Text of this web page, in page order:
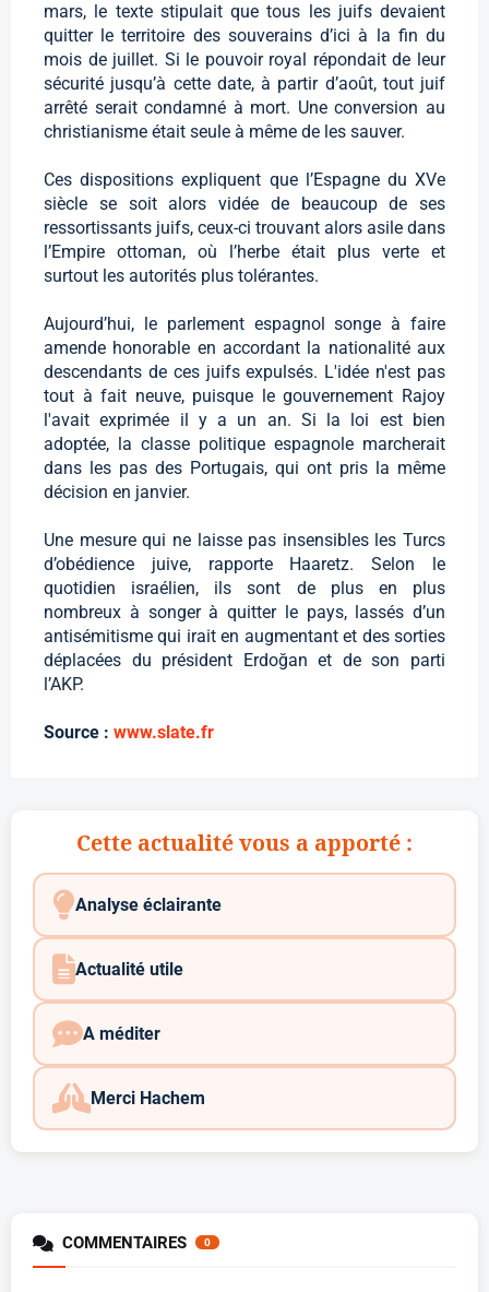
mars, le texte stipulait que tous les juifs devaient
quitter le territoire des souverains d’ici à la fin du
mois de juillet. Si le pouvoir royal répondait de leur
sécurité jusqu’à cette date, à partir d’août, tout juif
arrêté serait condamné à mort. Une conversion au
christianisme était seule à même de les sauver.
Ces dispositions expliquent que l’Espagne du XVe
siècle se soit alors vidée de beaucoup de ses
ressortissants juifs, ceux-ci trouvant alors asile dans
l’Empire ottoman, où l’herbe était plus verte et
surtout les autorités plus tolérantes.
Aujourd’hui, le parlement espagnol songe à faire
amende honorable en accordant la nationalité aux
descendants de ces juifs expulsés. L'idée n'est pas
tout à fait neuve, puisque le gouvernement Rajoy
l'avait exprimée il y a un an. Si la loi est bien
adoptée, la classe politique espagnole marcherait
dans les pas des Portugais, qui ont pris la même
décision en janvier.
Une mesure qui ne laisse pas insensibles les Turcs
d’obédience juive, rapporte Haaretz. Selon le
quotidien israélien, ils sont de plus en plus
nombreux à songer à quitter le pays, lassés d’un
antisémitisme qui irait en augmentant et des sorties
déplacées du président Erdoğan et de son parti
l’AKP.
Source : www.slate.fr
Cette actualité vous a apporté :
Analyse éclairante
Actualité utile
A méditer
Merci Hachem
COMMENTAIRES 0